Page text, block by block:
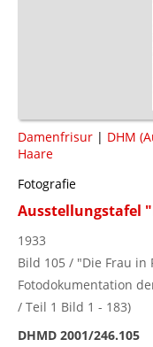
Damenfrisur | DHM
Haare
Fotografie
Ausstellungstafel
1933
Bild 105 / "Die Frau in
Fotodokumentation
/ Teil 1 Bild 1 - 183)
DHMD 2001/246.105